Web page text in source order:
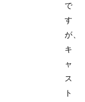
で
す
が、
キ
ャ
ス
ト